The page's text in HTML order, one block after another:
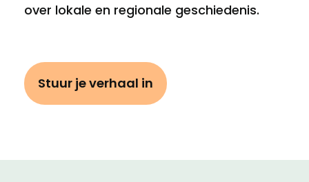
over lokale en regionale geschiedenis.
Stuur je verhaal in